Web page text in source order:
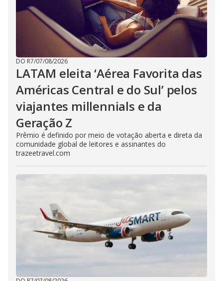
DO R7/07/08/2026
LATAM eleita ‘Aérea Favorita das
Américas Central e do Sul’ pelos
viajantes millennials e da
Geração Z
Prêmio é definido por meio de votação aberta e direta da
comunidade global de leitores e assinantes do
trazeetravel.com